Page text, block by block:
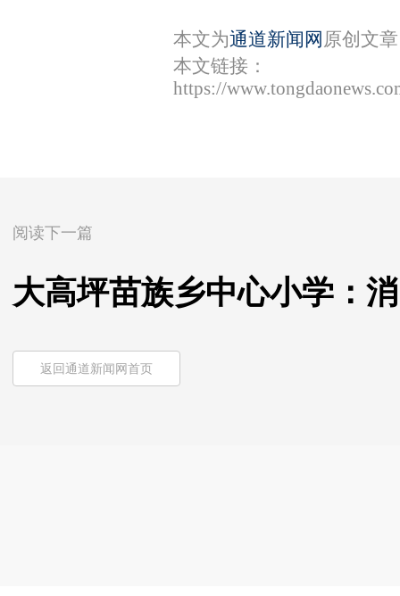
本文为通道新闻网 原创文
本文链接：
https://
阅读下一篇
大高坪苗族乡中心小学：
返回通道新闻网首页